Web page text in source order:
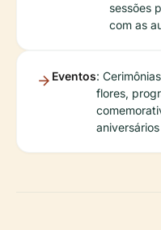
sessões
com as
Eventos:
flores,